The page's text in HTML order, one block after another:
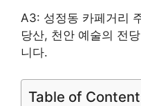
A3: 성정동 카페거리
당산, 천안 예술의 전
니다.
Table of